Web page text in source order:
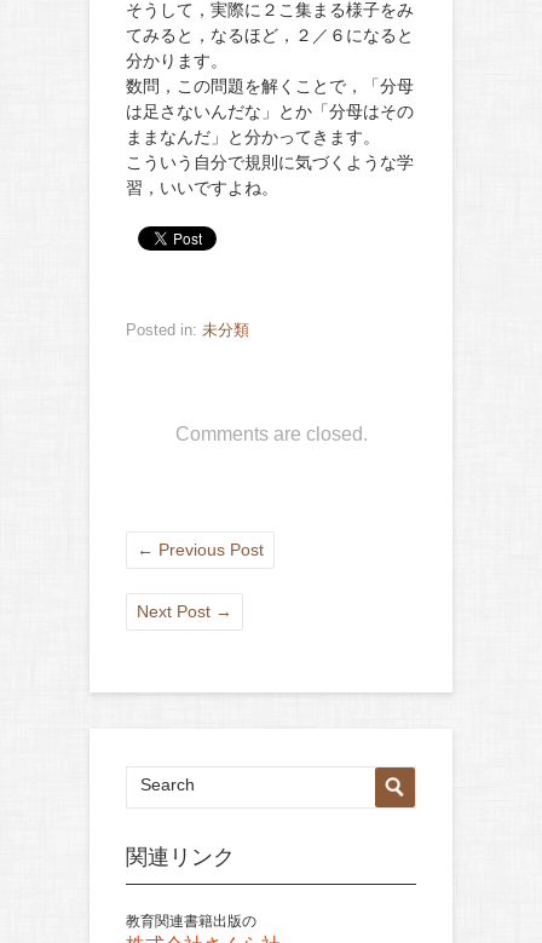
そうして，実際に２こ集まる様子をみ
てみると，なるほど，２／６になると
分かります。
数問，この問題を解くことで，「分母
は足さないんだな」とか「分母はその
ままなんだ」と分かってきます。
こういう自分で規則に気づくような学
習，いいですよね。
Posted in: 未分類
Comments are closed.
← Previous Post
Next Post →
関連リンク
教育関連書籍出版の